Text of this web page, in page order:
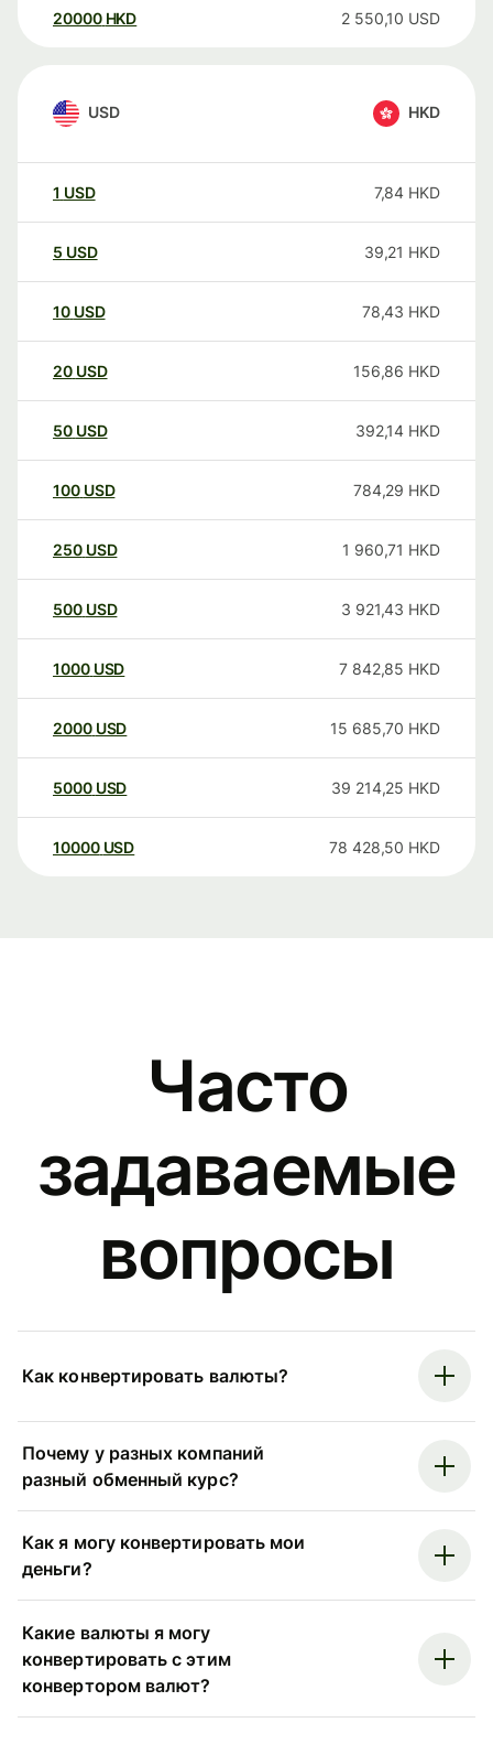
20000 HKD 2 550,10 USD
USD HKD
1 USD 7,84 HKD
5 USD 39,21 HKD
10 USD 78,43 HKD
20 USD 156,86 HKD
50 USD 392,14 HKD
100 USD 784,29 HKD
250 USD 1 960,71 HKD
500 USD 3 921,43 HKD
1000 USD 7 842,85 HKD
2000 USD 15 685,70 HKD
5000 USD 39 214,25 HKD
10000 USD 78 428,50 HKD
Часто
задаваемые
вопросы
Как конвертировать валюты?
Почему у разных компаний
разный обменный курс?
Как я могу конвертировать мои
деньги?
Какие валюты я могу
конвертировать с этим
конвертором валют?